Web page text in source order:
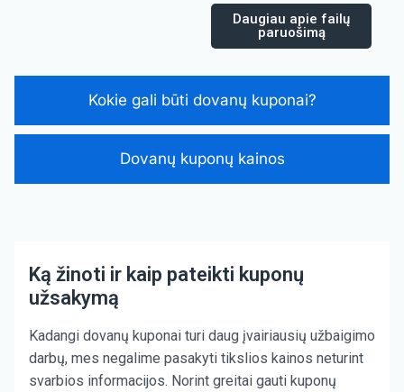
Kokie gali būti dovanų kuponai?
Dovanų kuponų kainos
Daugiau apie failų
paruošimą
Ką žinoti ir kaip pateikti kuponų
užsakymą
Kadangi dovanų kuponai turi daug įvairiausių užbaigimo
darbų, mes negalime pasakyti tikslios kainos neturint
svarbios informacijos. Norint greitai gauti kuponų